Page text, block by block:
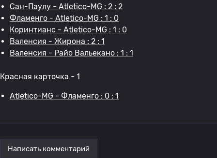
Сан-Паулу - Atletico-MG : 2 : 2
Фламенго - Atletico-MG : 1 : 0
Коринтианс - Atletico-MG : 1 : 0
Валенсия - Жирона : 2 : 1
Валенсия - Райо Вальекано : 1 : 1
Красная карточка - 1
Atletico-MG - Фламенго : 0 : 1
Написать комментарий